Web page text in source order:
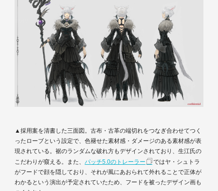
▲採用案を清書した三面図。古布・古革の端切れをつなぎ合わせてつく
ったローブという設定で、色褪せた素材感・ダメージのある素材感が表
現されている。裾のランダムな破れ方もデザインされており、生江氏の
こだわりが窺える。また、 パッチ5.0のトレーラー
ではヤ・シュトラ
がフードで顔を隠しており、それが風にあおられて外れることで正体が
わかるという演出が予定されていたため、フードを被ったデザイン画も